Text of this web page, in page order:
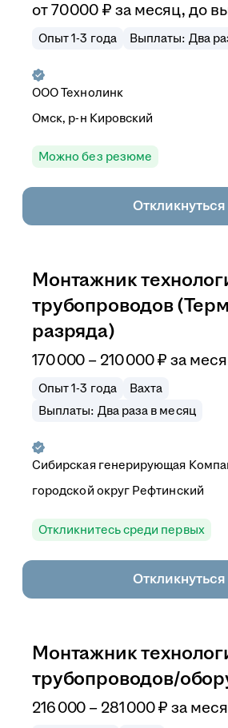
от70 000 ₽ за месяц,до
Опыт 1-3 года Выплаты: Два
ОООТехнолинк
Омск, р-н Кировский
Можно без резюме
Откликнуться
Монтажник
трубопроводов
разряда)
170 000 – 210 000₽ за
Опыт 1-3 года
Вахта
Выплаты: Два раза в месяц
Сибирская генерирующая
городской округ Рефтинский
Откликнитесь среди первых
Откликнуться
Монтажник
трубопроводов/
216 000 – 281 000₽ за